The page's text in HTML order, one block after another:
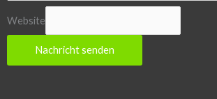
Website
Nachricht senden